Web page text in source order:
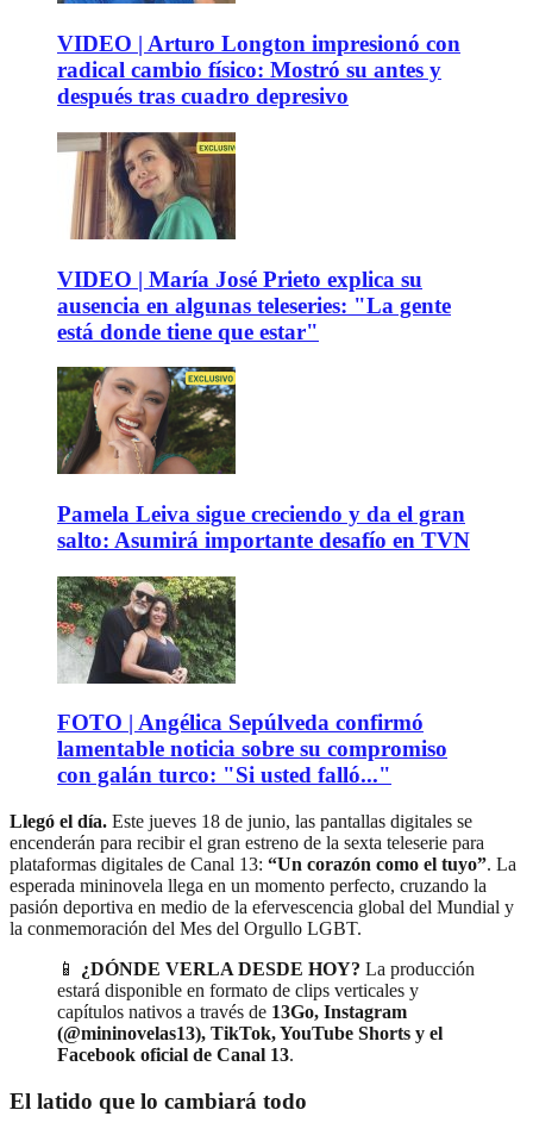
VIDEO | Arturo Longton impresionó con
radical cambio físico: Mostró su antes y
después tras cuadro depresivo
VIDEO | María José Prieto explica su
ausencia en algunas teleseries: "La gente
está donde tiene que estar"
Pamela Leiva sigue creciendo y da el gran
salto: Asumirá importante desafío en TVN
FOTO | Angélica Sepúlveda confirmó
lamentable noticia sobre su compromiso
con galán turco: "Si usted falló..."
Llegó el día. Este jueves 18 de junio, las pantallas digitales se
encenderán para recibir el gran estreno de la sexta teleserie para
plataformas digitales de Canal 13: “Un corazón como el tuyo”. La
esperada mininovela llega en un momento perfecto, cruzando la
pasión deportiva en medio de la efervescencia global del Mundial y
la conmemoración del Mes del Orgullo LGBT.
📱 ¿DÓNDE VERLA DESDE HOY? La producción
estará disponible en formato de clips verticales y
capítulos nativos a través de 13Go, Instagram
(@mininovelas13), TikTok, YouTube Shorts y el
Facebook oficial de Canal 13.
El latido que lo cambiará todo